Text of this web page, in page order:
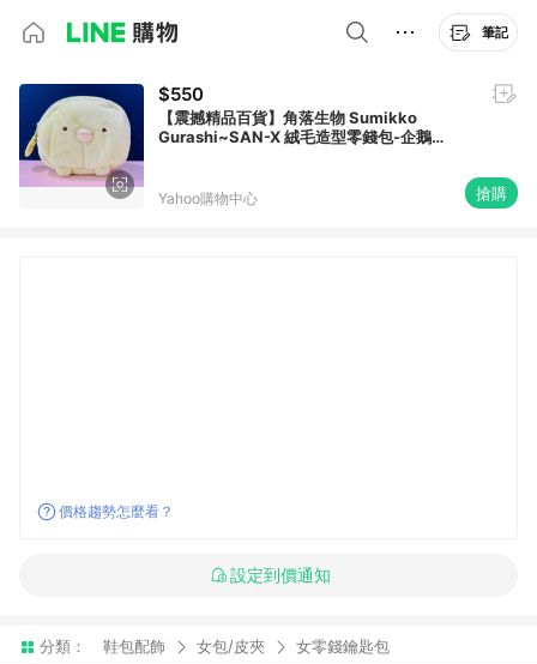
筆記
$550
【震撼精品百貨】角落生物 Sumikko
Gurashi~SAN-X 絨毛造型零錢包-企鵝
Yahoo購物中心 搶購
價格趨勢怎麼看？
設定到價通知
分類： 鞋包配飾 女包/皮夾 女零錢鑰匙包